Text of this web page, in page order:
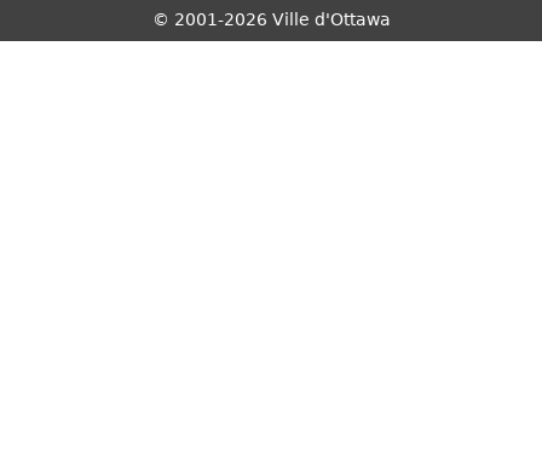
r
© 2001-2026 Ville d'Ottawa